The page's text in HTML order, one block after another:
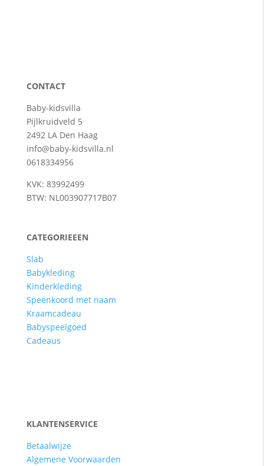
CONTACT
Baby-kidsvilla
Pijlkruidveld 5
2492 LA Den Haag
info@baby-kidsvilla.nl
0618334956
KVK: 83992499
BTW: NL003907717B07
CATEGORIEEEN
Slab
Babykleding
Kinderkleding
Speenkoord met naam
Kraamcadeau
Babyspeelgoed
Cadeaus
KLANTENSERVICE
Betaalwijze
Algemene Voorwaarden